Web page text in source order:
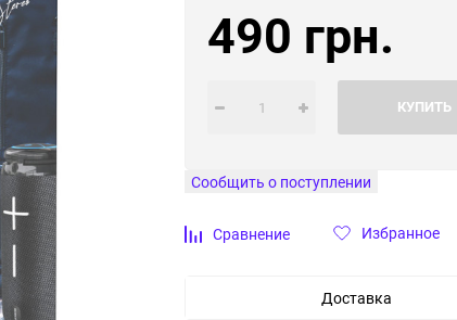
490 грн.
КУПИТЬ
Сообщить о поступлении
Сравнение Избранное
Доставка